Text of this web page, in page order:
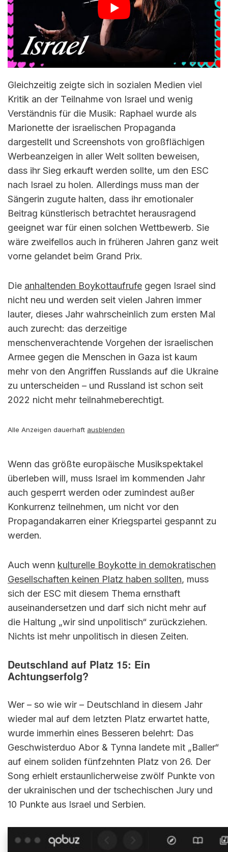
Gleichzeitig zeigte sich in sozialen Medien viel
Kritik an der Teilnahme von Israel und wenig
Verständnis für die Musik: Raphael wurde als
Marionette der israelischen Propaganda
dargestellt und Screenshots von großflächigen
Werbeanzeigen in aller Welt sollten beweisen,
dass ihr Sieg erkauft werden sollte, um den ESC
nach Israel zu holen. Allerdings muss man der
Sängerin zugute halten, dass ihr emotionaler
Beitrag künstlerisch betrachtet herausragend
geeignet war für einen solchen Wettbewerb. Sie
wäre zweifellos auch in früheren Jahren ganz weit
vorne gelandet beim Grand Prix.
Die anhaltenden Boykottaufrufe gegen Israel sind
nicht neu und werden seit vielen Jahren immer
lauter, dieses Jahr wahrscheinlich zum ersten Mal
auch zurecht: das derzeitige
menschenverachtende Vorgehen der israelischen
Armee gegen die Menschen in Gaza ist kaum
mehr von den Angriffen Russlands auf die Ukraine
zu unterscheiden – und Russland ist schon seit
2022 nicht mehr teilnahmeberechtigt.
Alle Anzeigen dauerhaft ausblenden
Wenn das größte europäische Musikspektakel
überleben will, muss Israel im kommenden Jahr
auch gesperrt werden oder zumindest außer
Konkurrenz teilnehmen, um nicht vor den
Propagandakarren einer Kriegspartei gespannt zu
werden.
Auch wenn kulturelle Boykotte in demokratischen
Gesellschaften keinen Platz haben sollten, muss
sich der ESC mit diesem Thema ernsthaft
auseinandersetzen und darf sich nicht mehr auf
die Haltung „wir sind unpolitisch“ zurückziehen.
Nichts ist mehr unpolitisch in diesen Zeiten.
Deutschland auf Platz 15: Ein
Achtungserfolg?
Wer – so wie wir – Deutschland in diesem Jahr
wieder mal auf dem letzten Platz erwartet hatte,
wurde immerhin eines Besseren belehrt: Das
Geschwisterduo Abor & Tynna landete mit „Baller“
auf einem soliden fünfzehnten Platz von 26. Der
Song erhielt erstaunlicherweise zwölf Punkte von
der ukrainischen und der tschechischen Jury und
10 Punkte aus Israel und Serbien.